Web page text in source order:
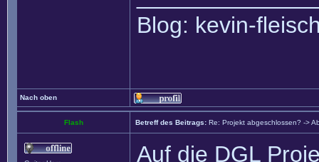
Blog: kevin-
Nach oben
Flash Betreff des Beitrags: Re: Projekt abgeschlossen? ->
Auf die DGL